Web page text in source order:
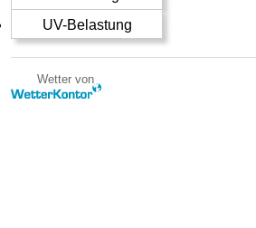
UV-Belastung
Wetter von